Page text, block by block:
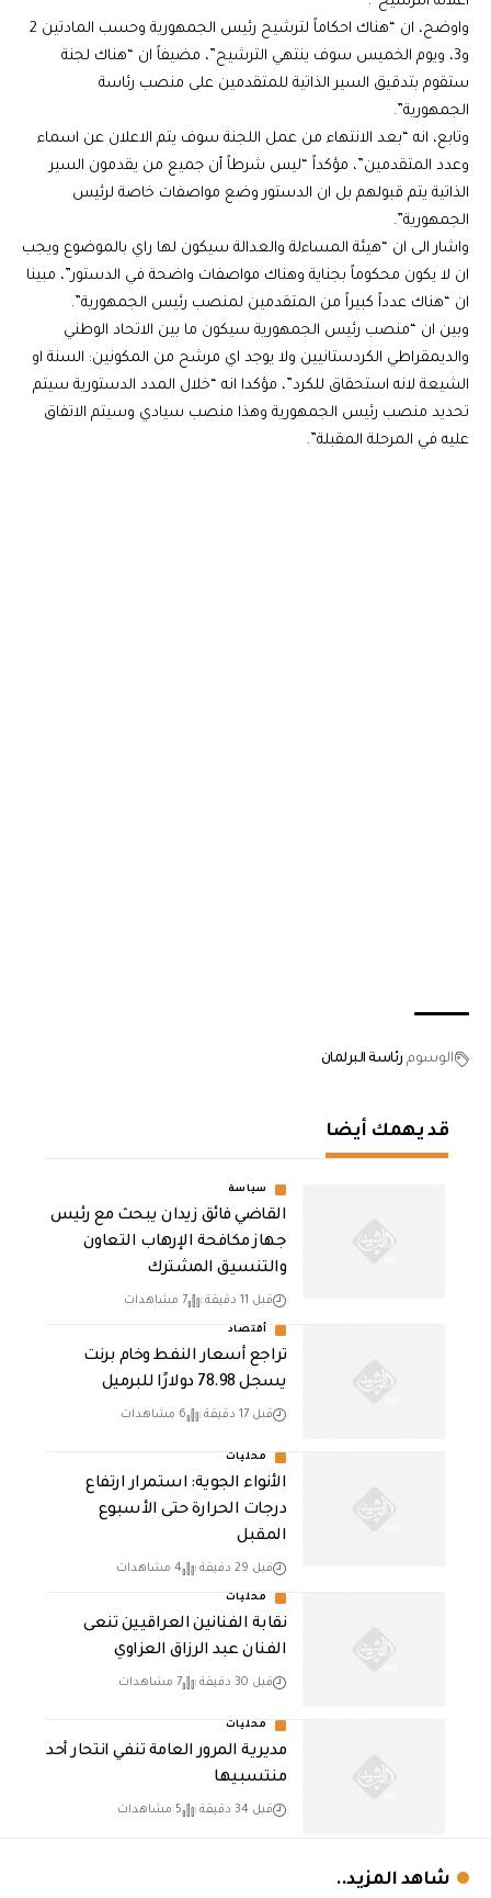
واوضح، ان “هناك احكاماً لترشيح رئيس الجمهورية وحسب المادتين 2
و3، ويوم الخميس سوف ينتهي الترشيح”، مضيفاً ان “هناك لجنة
ستقوم بتدقيق السير الذاتية للمتقدمين على منصب رئاسة
الجمهورية”.
وتابع، انه “بعد الانتهاء من عمل اللجنة سوف يتم الاعلان عن اسماء
وعدد المتقدمين”، مؤكداً “ليس شرطاً أن جميع من يقدمون السير
الذاتية يتم قبولهم بل ان الدستور وضع مواصفات خاصة لرئيس
الجمهورية”.
واشار الى ان “هيئة المساءلة والعدالة سيكون لها راي بالموضوع ويجب
ان لا يكون محكوماً بجناية وهناك مواصفات واضحة في الدستور”، مبينا
ان “هناك عدداً كبيراً من المتقدمين لمنصب رئيس الجمهورية”.
وبين ان “منصب رئيس الجمهورية سيكون ما بين الاتحاد الوطني
والديمقراطي الكردستانيين ولا يوجد اي مرشح من المكونين: السنة او
الشيعة لانه استحقاق للكرد”، مؤكدا انه “خلال المدد الدستورية سيتم
تحديد منصب رئيس الجمهورية وهذا منصب سيادي وسيتم الاتفاق
عليه في المرحلة المقبلة”.
الوسوم رئاسة البرلمان
قد يهمك أيضا
سياسة
القاضي فائق زيدان يبحث مع رئيس
جهاز مكافحة الإرهاب التعاون
والتنسيق المشترك
قبل 11 دقيقة 7 مشاهدات
أقتصاد
تراجع أسعار النفط وخام برنت
يسجل 78.98 دولارًا للبرميل
قبل 17 دقيقة 6 مشاهدات
محليات
الأنواء الجوية: استمرار ارتفاع
درجات الحرارة حتى الأسبوع
المقبل
قبل 29 دقيقة 4 مشاهدات
محليات
نقابة الفنانين العراقيين تنعى
الفنان عبد الرزاق العزاوي
قبل 30 دقيقة 7 مشاهدات
محليات
مديرية المرور العامة تنفي انتحار أحد
منتسبيها
قبل 34 دقيقة 5 مشاهدات
شاهد المزيد..